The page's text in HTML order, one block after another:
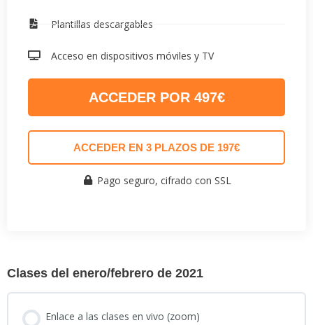
Plantillas descargables
Acceso en dispositivos móviles y TV
ACCEDER POR 497€
ACCEDER EN 3 PLAZOS DE 197€
Pago seguro, cifrado con SSL
Clases del enero/febrero de 2021
Enlace a las clases en vivo (zoom)